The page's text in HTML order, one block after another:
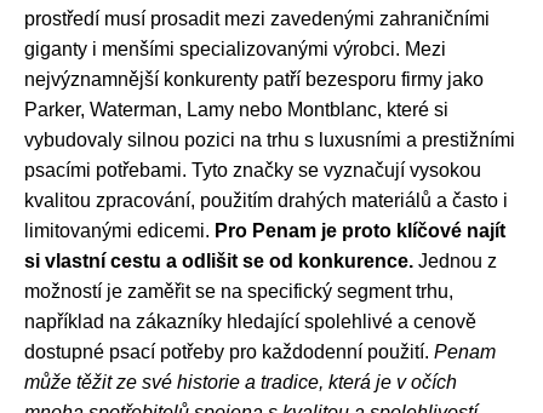
prostředí musí prosadit mezi zavedenými zahraničními
giganty i menšími specializovanými výrobci. Mezi
nejvýznamnější konkurenty patří bezesporu firmy jako
Parker, Waterman, Lamy nebo Montblanc, které si
vybudovaly silnou pozici na trhu s luxusními a prestižními
psacími potřebami. Tyto značky se vyznačují vysokou
kvalitou zpracování, použitím drahých materiálů a často i
limitovanými edicemi. Pro Penam je proto klíčové najít
si vlastní cestu a odlišit se od konkurence. Jednou z
možností je zaměřit se na specifický segment trhu,
například na zákazníky hledající spolehlivé a cenově
dostupné psací potřeby pro každodenní použití. Penam
může těžit ze své historie a tradice, která je v očích